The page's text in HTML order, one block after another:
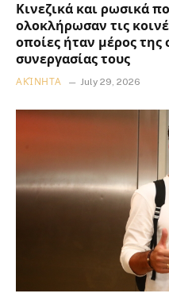
Κινεζικά και ρωσικά
ολοκλήρωσαν τις
οποίες ήταν μέρος της
συνεργασίας τους
ΑΚΊΝΗΤΑ July 29, 2026